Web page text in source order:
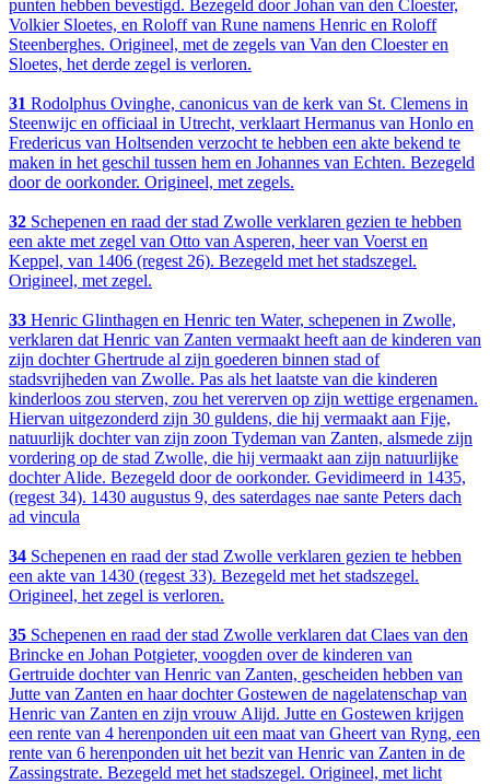
punten hebben bevestigd. Bezegeld door Johan van den Cloester,
Volkier Sloetes, en Roloff van Rune namens Henric en Roloff
Steenberghes. Origineel, met de zegels van Van den Cloester en
Sloetes, het derde zegel is verloren.
31 Rodolphus Ovinghe, canonicus van de kerk van St. Clemens in
Steenwijc en officiaal in Utrecht, verklaart Hermanus van Honlo en
Fredericus van Holtsenden verzocht te hebben een akte bekend te
maken in het geschil tussen hem en Johannes van Echten. Bezegeld
door de oorkonder. Origineel, met zegels.
32 Schepenen en raad der stad Zwolle verklaren gezien te hebben
een akte met zegel van Otto van Asperen, heer van Voerst en
Keppel, van 1406 (regest 26). Bezegeld met het stadszegel.
Origineel, met zegel.
33 Henric Glinthagen en Henric ten Water, schepenen in Zwolle,
verklaren dat Henric van Zanten vermaakt heeft aan de kinderen van
zijn dochter Ghertrude al zijn goederen binnen stad of
stadsvrijheden van Zwolle. Pas als het laatste van die kinderen
kinderloos zou sterven, zou het vererven op zijn wettige ergenamen.
Hiervan uitgezonderd zijn 30 guldens, die hij vermaakt aan Fije,
natuurlijk dochter van zijn zoon Tydeman van Zanten, alsmede zijn
vordering op de stad Zwolle, die hij vermaakt aan zijn natuurlijke
dochter Alide. Bezegeld door de oorkonder. Gevidimeerd in 1435,
(regest 34). 1430 augustus 9, des saterdages nae sante Peters dach
ad vincula
34 Schepenen en raad der stad Zwolle verklaren gezien te hebben
een akte van 1430 (regest 33). Bezegeld met het stadszegel.
Origineel, het zegel is verloren.
35 Schepenen en raad der stad Zwolle verklaren dat Claes van den
Brincke en Johan Potgieter, voogden over de kinderen van
Gertruide dochter van Henric van Zanten, gescheiden hebben van
Jutte van Zanten en haar dochter Gostewen de nagelatenschap van
Henric van Zanten en zijn vrouw Alijd. Jutte en Gostewen krijgen
een rente van 4 herenponden uit een maat van Gheert van Ryng, een
rente van 6 herenponden uit het bezit van Henric van Zanten in de
Zassingstrate. Bezegeld met het stadszegel. Origineel, met licht